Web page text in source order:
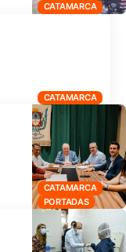
CATAMARCA
CATAMARCA
CATAMARCA
PORTADAS